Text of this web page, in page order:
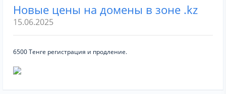
Новые цены на домены в зоне .kz
15.06.2025
6500 Тенге регистрация и продление.